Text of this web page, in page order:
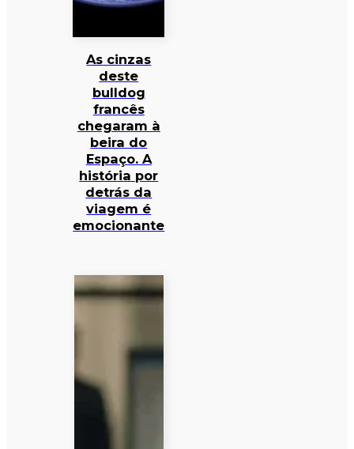
As cinzas
deste
bulldog
francês
chegaram à
beira do
Espaço. A
história por
detrás da
viagem é
emocionante